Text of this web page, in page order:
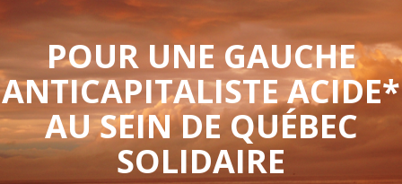
POUR UNE GAUCHE
ANTICAPITALISTE ACIDE*
AU SEIN DE QUÉBEC
SOLIDAIRE